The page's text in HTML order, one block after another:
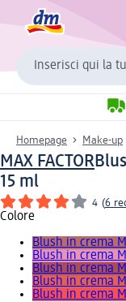
Inserisci qui la
Homepage Make-up
MAX FACTOR
15 ml
4 (6
Colore
Blush in crema
Blush in crema
Blush in crema
Blush in crema
Blush in crema